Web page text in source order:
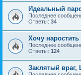
Идеальный
Последнее
Ответы: 34
Хочу наростить
Последнее
Ответы: 124
Заклятый враг,